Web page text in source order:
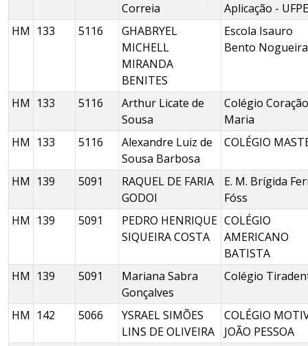
Correia
Aplicação - UFPE
HM 133 5116
GHABRYEL
MICHELL
MIRANDA
BENITES
Escola Isauro
Bento Nogueira
HM 133 5116
Arthur Licate de
Sousa
Colégio
Maria
HM 133 5116
Alexandre Luiz de
Sousa Barbosa
COLÉGIO
HM 139 5091
RAQUEL DE FARIA
GODOI
E. M. Brígida
Fóss
HM 139 5091
PEDRO HENRIQUE
SIQUEIRA COSTA
COLÉGIO
AMERICANO
BATISTA
HM 139 5091
Mariana Sabra
Gonçalves
Colégio
HM 142 5066
YSRAEL SIMÕES
LINS DE OLIVEIRA
COLÉGIO
JOÃO PESSOA